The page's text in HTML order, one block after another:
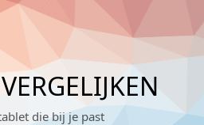
die bij je past